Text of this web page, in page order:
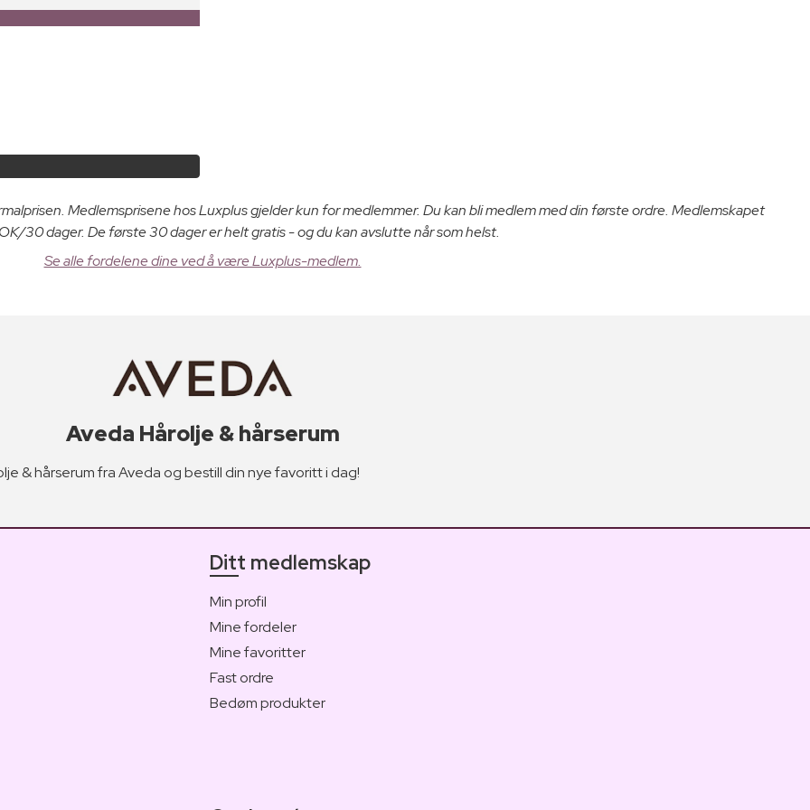
Medlemsprisene hos Luxplus gjelder kun for medlemmer. Du kan bli medlem med din første ordre. Medlemskapet
30 dager. De første 30 dager er helt gratis - og du kan avslutte når som helst.
Se alle fordelene dine ved å være Luxplus-medlem.
Aveda Hårolje & hårserum
& hårserum fra Aveda og bestill din nye favoritt i dag!
Ditt medlemskap
Min profil
Mine fordeler
Mine favoritter
Fast ordre
Bedøm produkter